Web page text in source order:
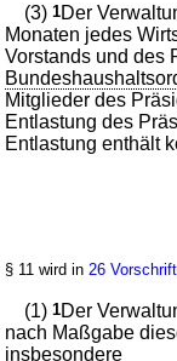
(3)1Der
Monaten jedes
Vorstands und des
Mitglieder des
Entlastung des
Entlastung enthält
§ 11 wird in 26
(1)1Der
nach Maßgabe
insbesondere